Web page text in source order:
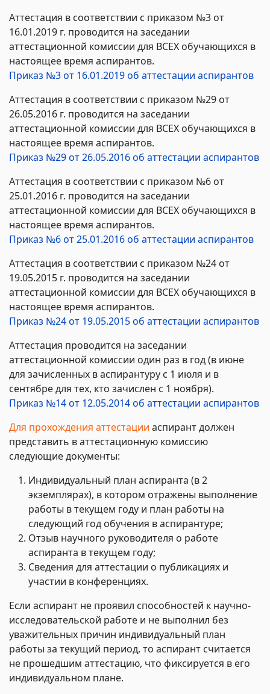
Аттестация в соответствии с приказом №3 от
16.01.2019 г. проводится на заседании
аттестационной комиссии для ВСЕХ обучающихся в
настоящее время аспирантов.
Приказ №3 от 16.01.2019 об аттестации аспирантов
Аттестация в соответствии с приказом №29 от
26.05.2016 г. проводится на заседании
аттестационной комиссии для ВСЕХ обучающихся в
настоящее время аспирантов.
Приказ №29 от 26.05.2016 об аттестации аспирантов
Аттестация в соответствии с приказом №6 от
25.01.2016 г. проводится на заседании
аттестационной комиссии для ВСЕХ обучающихся в
настоящее время аспирантов.
Приказ №6 от 25.01.2016 об аттестации аспирантов
Аттестация в соответствии с приказом №24 от
19.05.2015 г. проводится на заседании
аттестационной комиссии для ВСЕХ обучающихся в
настоящее время аспирантов.
Приказ №24 от 19.05.2015 об аттестации аспирантов
Аттестация проводится на заседании
аттестационной комиссии один раз в год (в июне
для зачисленных в аспирантуру с 1 июля и в
сентябре для тех, кто зачислен с 1 ноября).
Приказ №14 от 12.05.2014 об аттестации аспирантов
Для прохождения аттестации аспирант должен
представить в аттестационную комиссию
следующие документы:
Индивидуальный план аспиранта (в 2
экземплярах), в котором отражены выполнение
работы в текущем году и план работы на
следующий год обучения в аспирантуре;
Отзыв научного руководителя о работе
аспиранта в текущем году;
Сведения для аттестации о публикациях и
участии в конференциях.
Если аспирант не проявил способностей к научно-
исследовательской работе и не выполнил без
уважительных причин индивидуальный план
работы за текущий период, то аспирант считается
не прошедшим аттестацию, что фиксируется в его
индивидуальном плане.